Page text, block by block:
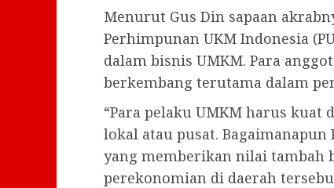
Menurut Gus Din sapaan
Perhimpunan UKM Indonesia
dalam bisnis UMKM. Para
berkembang terutama dalam
“Para pelaku UMKM harus
lokal atau pusat.
yang memberikan nilai
perekonomian di daerah